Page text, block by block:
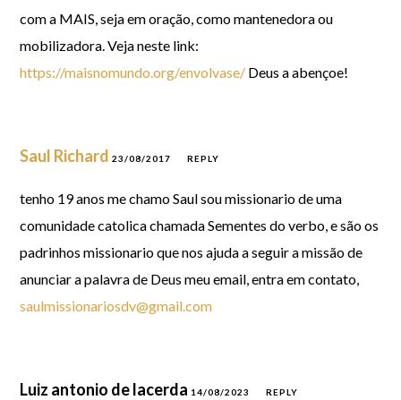
com a MAIS, seja em oração, como mantenedora ou
mobilizadora. Veja neste link:
https://maisnomundo.org/envolvase/ Deus a abençoe!
Saul Richard 23/08/2017 REPLY
tenho 19 anos me chamo Saul sou missionario de uma
comunidade catolica chamada Sementes do verbo, e são os
padrinhos missionario que nos ajuda a seguir a missão de
anunciar a palavra de Deus meu email, entra em contato,
saulmissionariosdv@gmail.com
Luiz antonio de lacerda 14/08/2023 REPLY